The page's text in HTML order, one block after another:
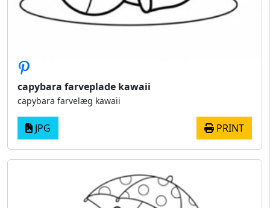
capybara farveplade kawaii
capybara farvelæg kawaii​
JPG PRINT